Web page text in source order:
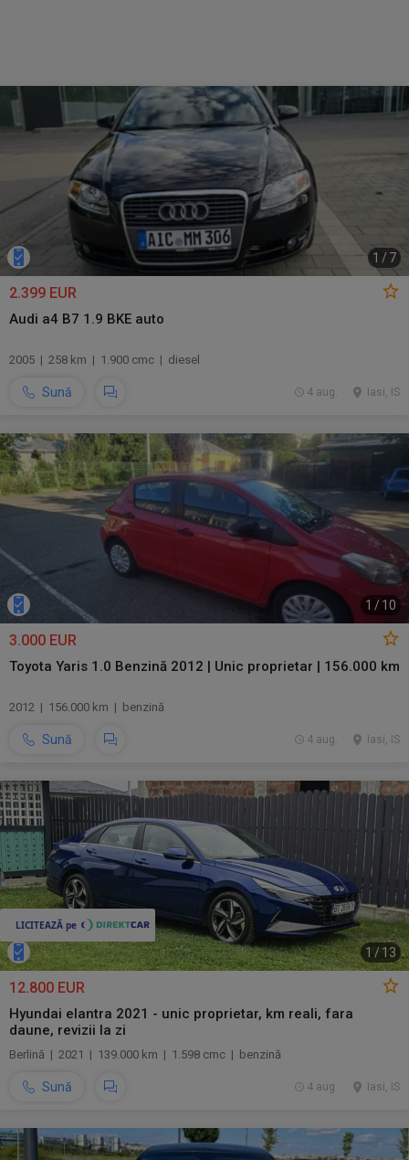
1 / 7
2.399 EUR
Audi a4 B7 1.9 BKE auto
2005 | 258 km | 1.900 cmc | diesel
Sună Iasi, IS
4 aug.
1 /10
3.000 EUR
Toyota Yaris 1.0 Benzină 2012 | Unic proprietar | 156.000 km
2012 | 156.000 km | benzină
Sună Iasi, IS
4 aug.
1 / 13
12.800 EUR
Hyundai elantra 2021 - unic proprietar, km reali, fara
daune, revizii la zi
Berlină | 2021 | 139.000 km | 1.598 cmc | benzină
Sună Iasi, IS
4 aug.